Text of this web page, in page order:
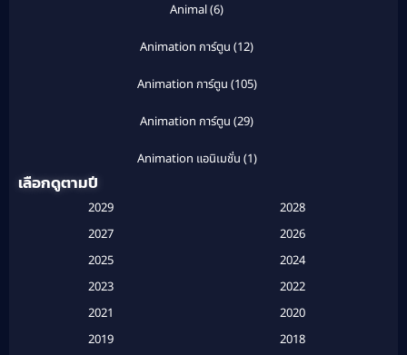
Animal(6)
Animation การ์ตูน (12)
Animation การ์ตูน (105)
Animation การ์ตูน (29)
Animation แอนิเมชั่น (1)
Based on a True Story สร้างจากเรื่องจริง(2)
Based on a True Story เรื่องจริง (16)
เลือกดูตามปี
2029
2028
2027
2026
2025
2024
2023
2022
2021
2020
2019
2018